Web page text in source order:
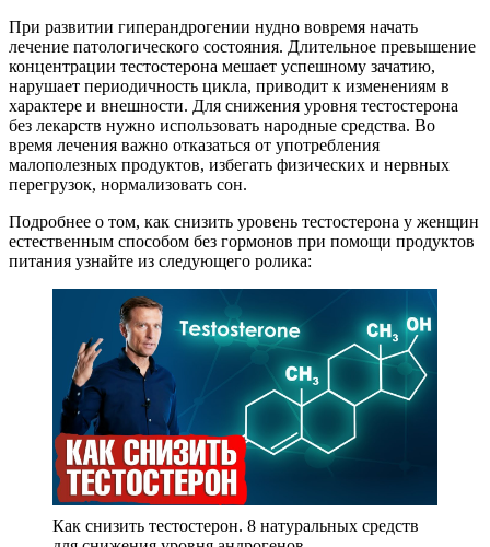
При развитии гиперандрогении нудно вовремя начать
лечение патологического состояния. Длительное превышение
концентрации тестостерона мешает успешному зачатию,
нарушает периодичность цикла, приводит к изменениям в
характере и внешности. Для снижения уровня тестостерона
без лекарств нужно использовать народные средства. Во
время лечения важно отказаться от употребления
малополезных продуктов, избегать физических и нервных
перегрузок, нормализовать сон.
Подробнее о том, как снизить уровень тестостерона у женщин
естественным способом без гормонов при помощи продуктов
питания узнайте из следующего ролика:
Как снизить тестостерон. 8 натуральных средств